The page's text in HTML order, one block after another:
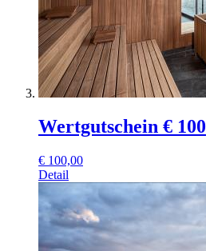
Wertgutschein € 100
€ 100,00
Detail